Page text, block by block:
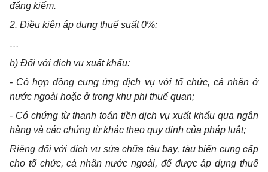
đăng kiểm.
2. Điều kiện áp dụng thuế suất 0%:
…
b) Đối với dịch vụ xuất khẩu:
- Có hợp đồng cung ứng dịch vụ với tổ chức, cá nhân ở
nước ngoài hoặc ở trong khu phi thuế quan;
- Có chứng từ thanh toán tiền dịch vụ xuất khẩu qua ngân
hàng và các chứng từ khác theo quy định của pháp luật;
Riêng đối với dịch vụ sửa chữa tàu bay, tàu biển cung cấp
cho tổ chức, cá nhân nước ngoài, để được áp dụng thuế